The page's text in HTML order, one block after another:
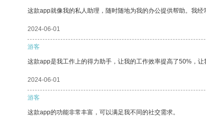
这款app就像我的私人助理，随时随地为我的办公提供帮助。我
2024-06-01
游客
这款app是我工作上的得力助手，让我的工作效率提高了50%，让
2024-06-01
游客
这款app的功能非常丰富，可以满足我不同的社交需求。